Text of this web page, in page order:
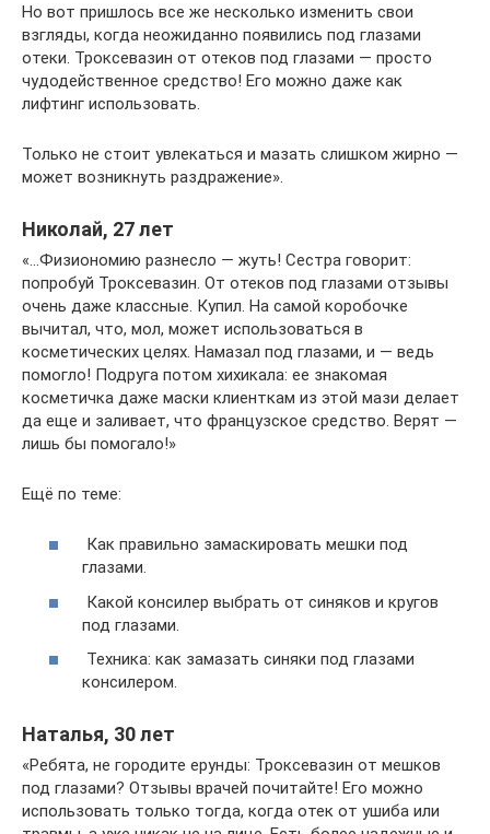
Но вот пришлось все же несколько изменить свои
взгляды, когда неожиданно появились под глазами
отеки. Троксевазин от отеков под глазами — просто
чудодейственное средство! Его можно даже как
лифтинг использовать.
Только не стоит увлекаться и мазать слишком жирно —
может возникнуть раздражение».
Николай, 27 лет
«…Физиономию разнесло — жуть! Сестра говорит:
попробуй Троксевазин. От отеков под глазами отзывы
очень даже классные. Купил. На самой коробочке
вычитал, что, мол, может использоваться в
косметических целях. Намазал под глазами, и — ведь
помогло! Подруга потом хихикала: ее знакомая
косметичка даже маски клиенткам из этой мази делает
да еще и заливает, что французское средство. Верят —
лишь бы помогало!»
Ещё по теме:
Как правильно замаскировать мешки под
глазами.
Какой консилер выбрать от синяков и кругов
под глазами.
Техника: как замазать синяки под глазами
консилером.
Наталья, 30 лет
«Ребята, не городите ерунды: Троксевазин от мешков
под глазами? Отзывы врачей почитайте! Его можно
использовать только тогда, когда отек от ушиба или